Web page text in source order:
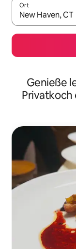
Ort
Wenn
Genieße
Privatkoch